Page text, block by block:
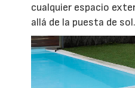
cualquier espacio
allá de la puesta de sol.